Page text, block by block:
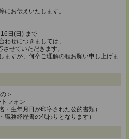
にお伝えいたします。
日(日) まで
わせにつきましては、
せていただきます。
ますが、何卒ご理解の程お願い申し上げま
＞
トフォン
・生年月日が印字された公的書類）
職務経歴書の代わりとなります）